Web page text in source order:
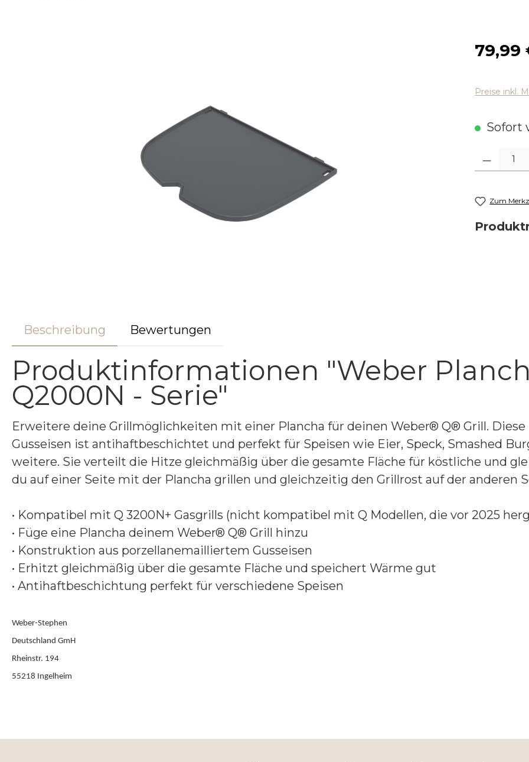
79,99
Preise inkl.
Sofort
Produkt
Zum
Beschreibung Bewertungen
Produktinformationen "Weber
Q2000N - Serie"
Erweitere deine Grillmöglichkeiten mit einer Plancha für deinen Weber® Q® Grill.
Gusseisen ist antihaftbeschichtet und perfekt für Speisen wie Eier, Speck, Smashed
weitere. Sie verteilt die Hitze gleichmäßig über die gesamte Fläche für köstliche und
du auf einer Seite mit der Plancha grillen und gleichzeitig den Grillrost auf der anderen
• Kompatibel mit Q 3200N+ Gasgrills (nicht kompatibel mit Q Modellen, die vor 2025
• Füge eine Plancha deinem Weber® Q® Grill hinzu
• Konstruktion aus porzellanemailliertem Gusseisen
• Erhitzt gleichmäßig über die gesamte Fläche und speichert Wärme gut
• Antihaftbeschichtung perfekt für verschiedene Speisen
Weber-Stephen
Deutschland GmH
Rheinstr. 194
55218 Ingelheim